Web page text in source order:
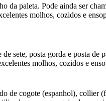
paleta. Pode ainda ser
molhos, cozidos e
sete, posta gorda e posta
molhos, cozidos e
de cogote (espanhol),